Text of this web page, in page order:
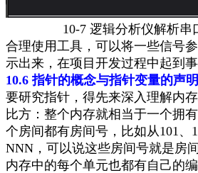
10-7 逻辑分析仪解析串
合理使用工具，可以将一些信号
示出来，在项目开发过程中起到事
10.6指针的概念与指针变量的声明
要研究指针，得先来深入理解内
比方：整个内存就相当于一个拥
个房间都有房间号，比如从101 、
NNN ，可以说这些房间号就是房
内存中的每个单元也都有自己的